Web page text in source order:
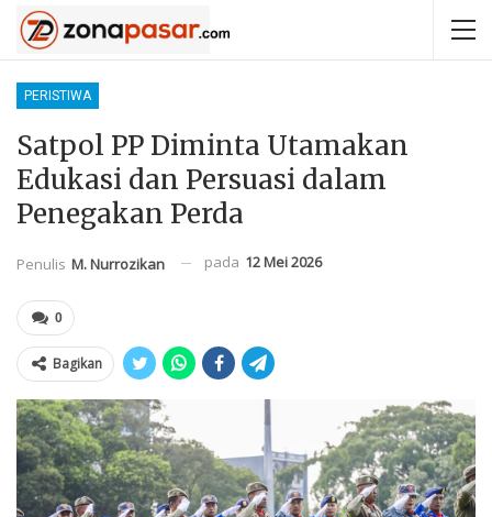
PERISTIWA
Satpol PP Diminta Utamakan
Edukasi dan Persuasi dalam
Penegakan Perda
Penulis M. Nurrozikan pada 12 Mei 2026
0
Bagikan